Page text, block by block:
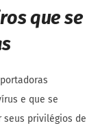
que se
e que se
seus privilégios de